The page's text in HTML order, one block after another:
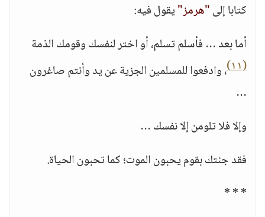
كتابا إلى"هرمز"يقول فيه:
أما بعد … فأسلم تسلم، أو اختر لنفسك وقومك الذمة
(١١)
، وادفعوا للمسلمين الجزية عن يد وأنتم صاغرون
…
وإلا فلا تلومن إلا نفسك …
فقد جئتك بقوم يحبون الموت؛ كما تحبون الحياة.
* * *